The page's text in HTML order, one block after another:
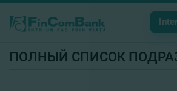
ПОЛНЫЙ СПИСОК